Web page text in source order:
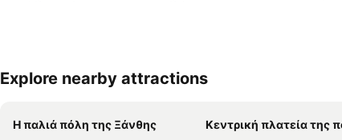
Explore nearby attractions
Η παλιά πόλη της Ξάνθης Κεντρική πλατεία της